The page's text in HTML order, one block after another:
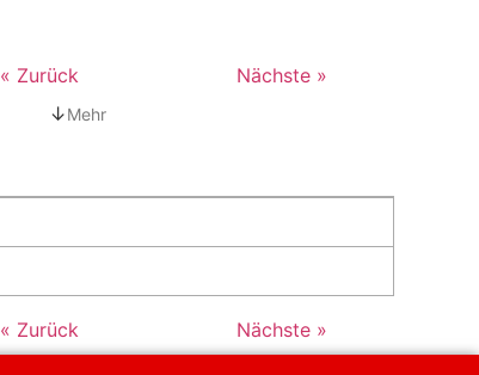
« Zurück
Nächste »
↓Mehr
« Zurück Nächste »